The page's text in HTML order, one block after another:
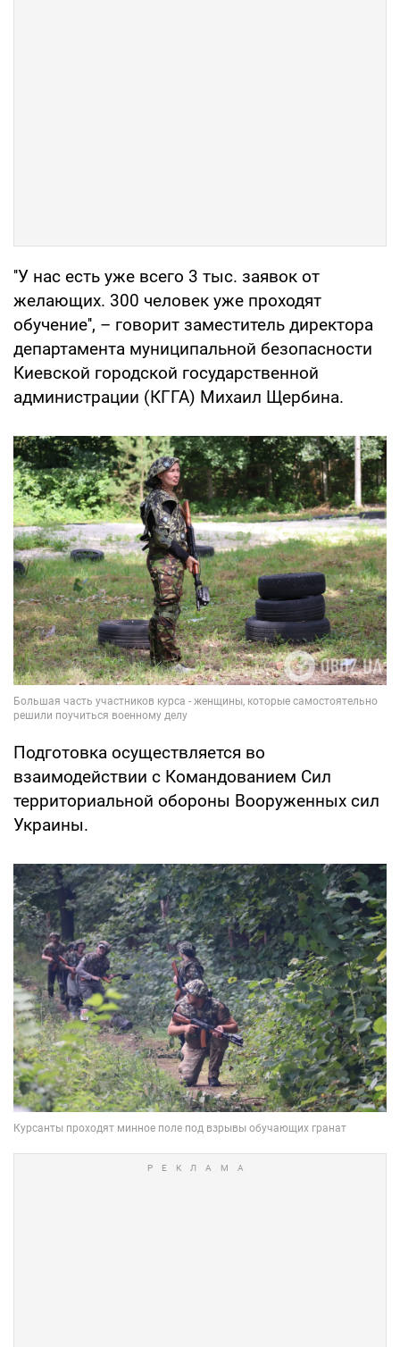
''У нас есть уже всего 3 тыс. заявок от
желающих. 300 человек уже проходят
обучение'', – говорит заместитель директора
департамента муниципальной безопасности
Киевской городской государственной
администрации (КГГА) Михаил Щербина.
Подготовка осуществляется во
взаимодействии с Командованием Сил
территориальной обороны Вооруженных сил
Украины.